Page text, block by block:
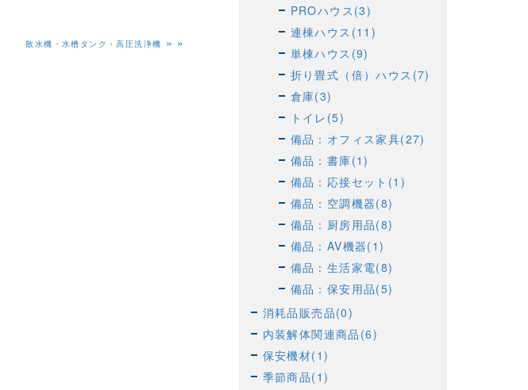
散水機・水槽タンク・高圧洗浄機 »
PROハウス(3)
連棟ハウス(11)
単棟ハウス(9)
折り畳式（倍）ハウス(7)
倉庫(3)
トイレ(5)
備品：オフィス家具(27)
備品：書庫(1)
備品：応接セット(1)
備品：空調機器(8)
備品：厨房用品(8)
備品：AV機器(1)
備品：生活家電(8)
備品：保安用品(5)
消耗品販売品(0)
内装解体関連商品(6)
保安機材(1)
季節商品(1)